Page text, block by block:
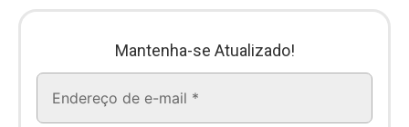
Mantenha-se Atualizado!